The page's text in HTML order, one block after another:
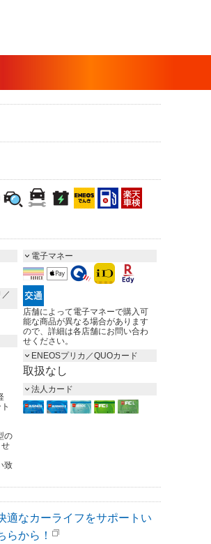
の
致
電子マネー
店舗によって電子マネーで購入可
能な商品が異なる場合があります
ので、詳細は各店舗にお問い合わ
せください。
ENEOSプリカ／QUOカード
取扱なし
法人カード
適なカーライフをサポートい
らから！